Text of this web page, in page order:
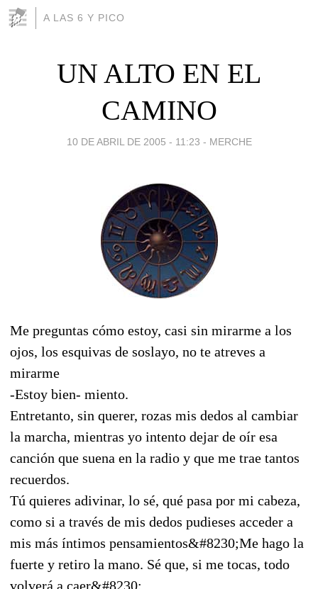
A LAS 6 Y PICO
UN ALTO EN EL
CAMINO
10 DE ABRIL DE 2005 - 11:23 - MERCHE
Me preguntas cómo estoy, casi sin mirarme a los
ojos, los esquivas de soslayo, no te atreves a
mirarme
-Estoy bien- miento.
Entretanto, sin querer, rozas mis dedos al cambiar
la marcha, mientras yo intento dejar de oír esa
canción que suena en la radio y que me trae tantos
recuerdos.
Tú quieres adivinar, lo sé, qué pasa por mi cabeza,
como si a través de mis dedos pudieses acceder a
mis más íntimos pensamientos&#8230;Me hago la
fuerte y retiro la mano. Sé que, si me tocas, todo
volverá a caer&#8230;